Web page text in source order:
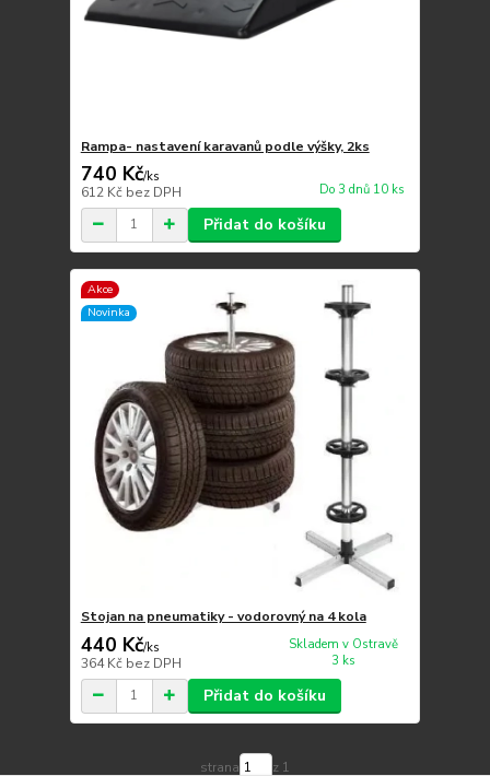
Rampa- nastavení karavanů podle výšky, 2ks
740 Kč/ks
612 Kč bez DPH Do 3 dnů 10 ks
Přidat do košíku
Akce
Novinka
Stojan na pneumatiky - vodorovný na 4 kola
440 Kč/ks
364 Kč bez DPH
Skladem v Ostravě
3 ks
Přidat do košíku
strana z 1